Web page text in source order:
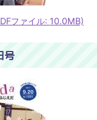
ファイル: 10.0MB)
号